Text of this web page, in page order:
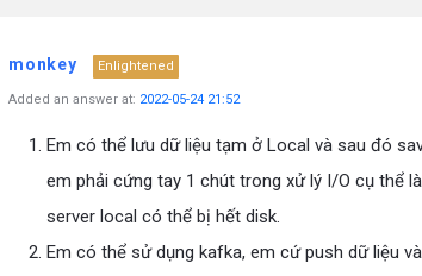
monkey Enlightened
Added an answer at: 2022-05-24 21:52
Em có thể lưu dữ liệu tạm ở Local và sau đó
em phải cứng tay 1 chút trong xử lý I/O cụ thể
server local có thể bị hết disk.
Em có thể sử dụng kafka, em cứ push dữ liệu